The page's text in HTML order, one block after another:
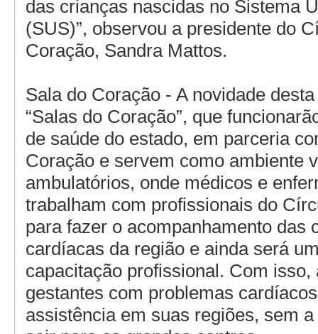
das crianças nascidas no Sistema
(SUS)”, observou a presidente do
Coração, Sandra Mattos.
Sala do Coração - A novidade
“Salas do Coração”, que
de saúde do estado, em parceria
Coração e servem como ambiente
ambulatórios, onde médicos e
trabalham com profissionais do
para fazer o acompanhamento das
cardíacas da região e ainda será
capacitação profissional. Com isso,
gestantes com problemas
assistência em suas regiões, sem